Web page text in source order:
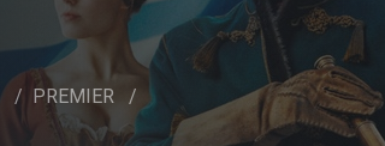
/ PREMIER /